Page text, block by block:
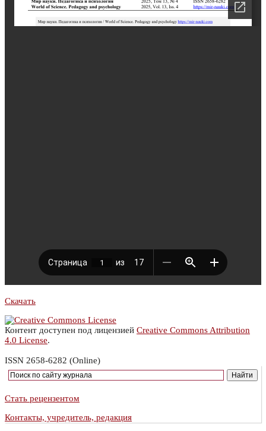
Скачать
Контент доступен под лицензией Creative Commons Attribution
4.0 License.
ISSN 2658-6282 (Online)
Стать рецензентом
Контакты, учредитель, редакция